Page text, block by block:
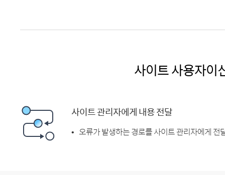
사이트 사용자이
사이트 관리자에게 내용 전달
오류가 발생하는 경로를 사이트 관리자에게 전